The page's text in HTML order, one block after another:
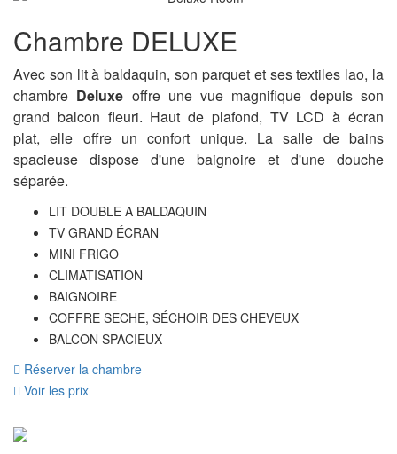
Chambre DELUXE
Avec son lit à baldaquin, son parquet et ses textiles lao, la
chambre Deluxe offre une vue magnifique depuis son
grand balcon fleuri. Haut de plafond, TV LCD à écran
plat, elle offre un confort unique. La salle de bains
spacieuse dispose d'une baignoire et d'une douche
séparée.
LIT DOUBLE A BALDAQUIN
TV GRAND ÉCRAN
MINI FRIGO
CLIMATISATION
BAIGNOIRE
COFFRE SECHE, SÉCHOIR DES CHEVEUX
BALCON SPACIEUX
Réserver la chambre
Voir les prix